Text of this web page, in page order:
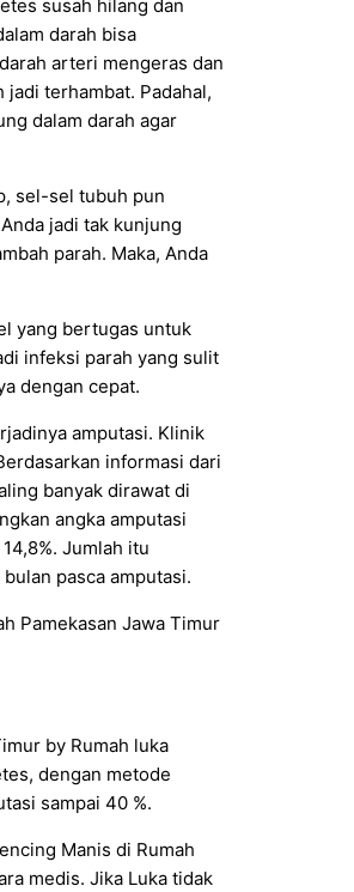
susah hilang dan
darah bisa
arteri mengeras dan
terhambat. Padahal,
dalam darah agar
sel-sel tubuh pun
jadi tak kunjung
parah. Maka, Anda
yang bertugas untuk
infeksi parah yang sulit
dengan cepat.
amputasi. Klinik
informasi dari
banyak dirawat di
angka amputasi
Jumlah itu
pasca amputasi.
Pamekasan Jawa Timur
by Rumah luka
dengan metode
sampai 40 %.
Manis di Rumah
medis. Jika Luka tidak